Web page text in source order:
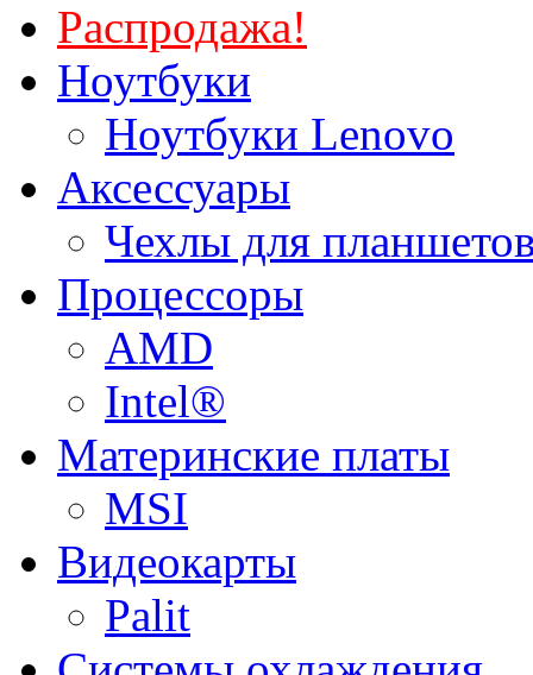
Распродажа!
Ноутбуки
Ноутбуки Lenovo
Аксессуары
Чехлы для
Процессоры
AMD
Intel®
Материнские платы
MSI
Видеокарты
Palit